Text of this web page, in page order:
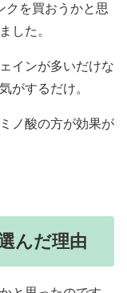
クを買おうかと思
した。
インが多いだけな
がするだけ。
ノ酸の方が効果が
んだ理由